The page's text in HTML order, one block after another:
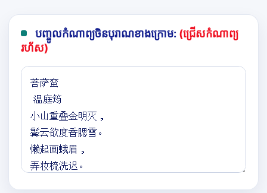
បញ្ចូលកំណាព្យចិនបុរាណខាងក្រោម: (ជ្រើសកំណាព្យ
រហ័ស)